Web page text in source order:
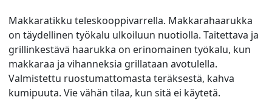
Makkaratikku teleskooppivarrella. Makkarahaarukka
on täydellinen työkalu ulkoiluun nuotiolla. Taitettava ja
grillinkestävä haarukka on erinomainen työkalu, kun
makkaraa ja vihanneksia grillataan avotulella.
Valmistettu ruostumattomasta teräksestä, kahva
kumipuuta. Vie vähän tilaa, kun sitä ei käytetä.